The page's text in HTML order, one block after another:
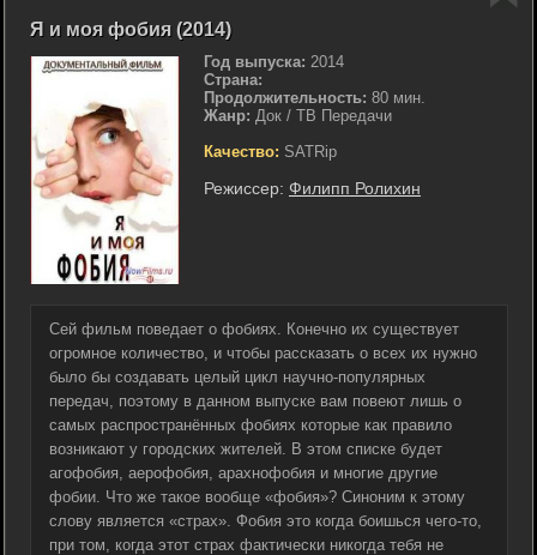
Я и моя фобия (2014)
Год выпуска: 2014
Страна:
Продолжительность: 80 мин.
Жанр: Док / ТВ Передачи
Качество: SATRip
Режиссер: Филипп Ролихин
Сей фильм поведает о фобиях. Конечно их существует
огромное количество, и чтобы рассказать о всех их нужно
было бы создавать целый цикл научно-популярных
передач, поэтому в данном выпуске вам повеют лишь о
самых распространённых фобиях которые как правило
возникают у городских жителей. В этом списке будет
агофобия, аерофобия, арахнофобия и многие другие
фобии. Что же такое вообще «фобия»? Синоним к этому
слову является «страх». Фобия это когда боишься чего-то,
при том, когда этот страх фактически никогда тебя не